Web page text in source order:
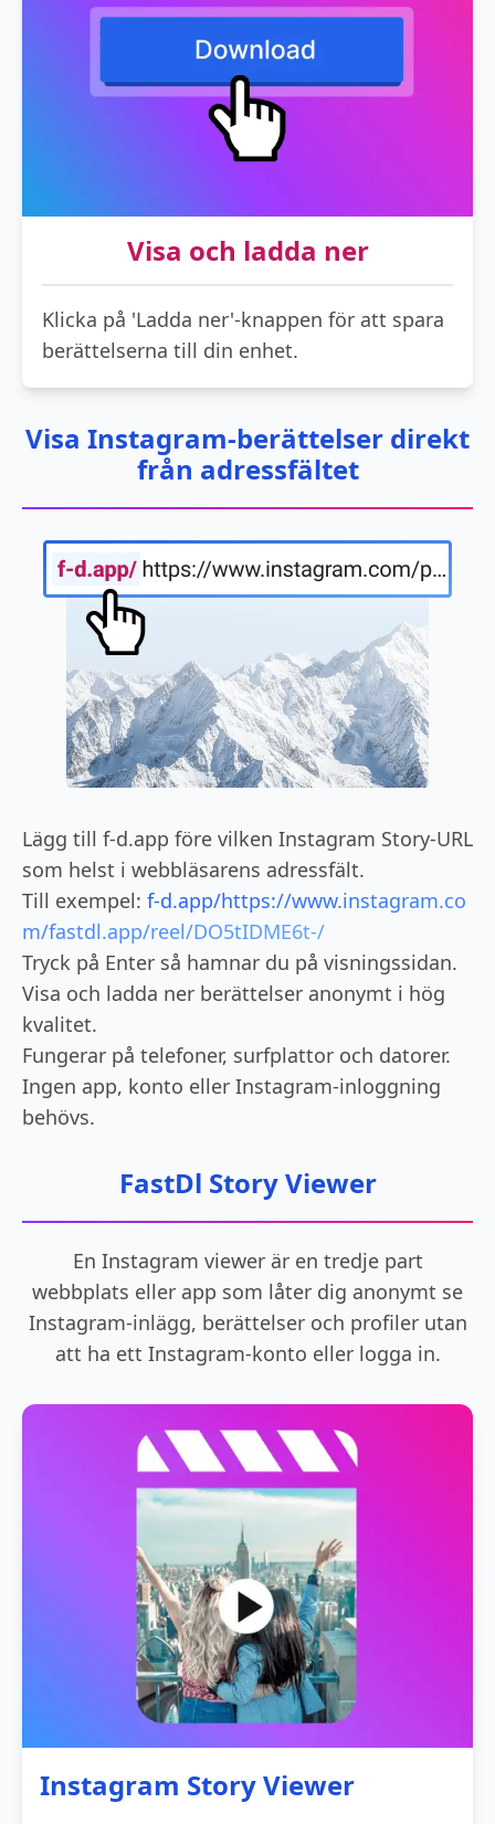
Visa och ladda ner
Klicka på 'Ladda ner'-knappen för att spara
berättelserna till din enhet.
Visa Instagram-berättelser direkt
från adressfältet
Lägg till f-d.app före vilken Instagram Story-URL
som helst i webbläsarens adressfält.
Till exempel: f-d.app/https://www.instagram.co
m/fastdl.app/reel/DO5tIDME6t-/
Tryck på Enter så hamnar du på visningssidan.
Visa och ladda ner berättelser anonymt i hög
kvalitet.
Fungerar på telefoner, surfplattor och datorer.
Ingen app, konto eller Instagram-inloggning
behövs.
FastDl Story Viewer
En Instagram viewer är en tredje part
webbplats eller app som låter dig anonymt se
Instagram-inlägg, berättelser och profiler utan
att ha ett Instagram-konto eller logga in.
Instagram Story Viewer